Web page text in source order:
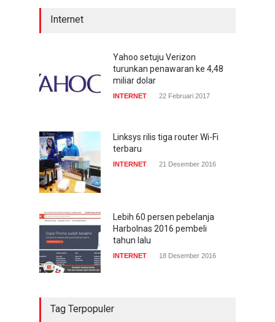
Internet
Yahoo setuju Verizon
turunkan penawaran ke 4,48
miliar dolar
INTERNET 22 Februari 2017
Linksys rilis tiga router Wi-Fi
terbaru
INTERNET 21 Desember 2016
Lebih 60 persen pebelanja
Harbolnas 2016 pembeli
tahun lalu
INTERNET 18 Desember 2016
Tag Terpopuler